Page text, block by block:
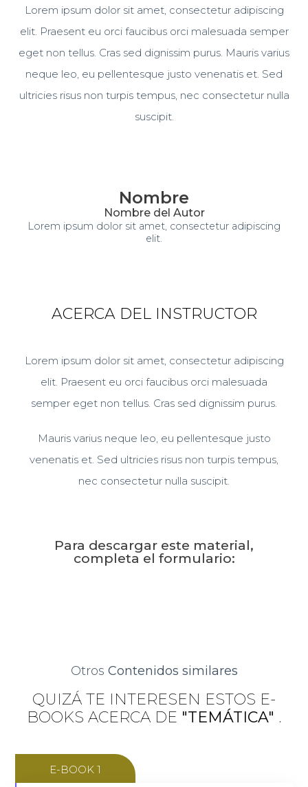
Lorem ipsum dolor sit amet, consectetur adipiscing
elit. Praesent eu orci faucibus orci malesuada semper
eget non tellus. Cras sed dignissim purus. Mauris varius
neque leo, eu pellentesque justo venenatis et. Sed
ultricies risus non turpis tempus, nec consectetur nulla
suscipit.
Nombre
Nombre del Autor
Lorem ipsum dolor sit amet, consectetur adipiscing
elit.
ACERCA DEL INSTRUCTOR
Lorem ipsum dolor sit amet, consectetur adipiscing
elit. Praesent eu orci faucibus orci malesuada
semper eget non tellus. Cras sed dignissim purus.
Mauris varius neque leo, eu pellentesque justo
venenatis et. Sed ultricies risus non turpis tempus,
nec consectetur nulla suscipit.
Para descargar este material,
completa el formulario:
Otros Contenidos similares
QUIZÁ TE INTERESEN ESTOS E-
BOOKS ACERCA DE "TEMÁTICA" .
E-BOOK 1